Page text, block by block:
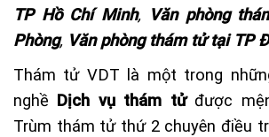
TP Hồ Chí Minh, Văn phòng
Phòng, Văn phòng thám tử tại TP
Thám tử VDT là một trong
nghề Dịch vụ thám tửđược
Trùm thám tử thứ 2 chuyên điều